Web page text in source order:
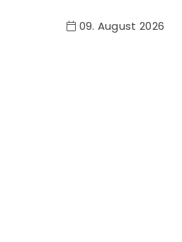
09. August 2026